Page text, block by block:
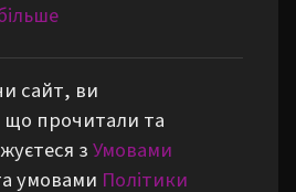
сайт, ви
що прочитали та
зУмовами
умовами Політики